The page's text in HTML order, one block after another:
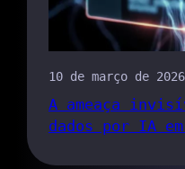
10 de março de 2026
A ameaça
dados por IA